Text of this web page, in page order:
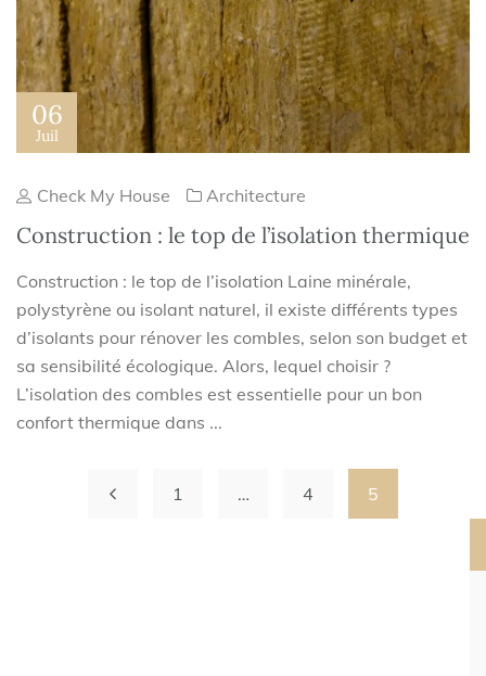
06
Juil
Check My House Architecture
Construction : le top de l’isolation thermique
Construction : le top de l’isolation Laine minérale,
polystyrène ou isolant naturel, il existe différents types
d’isolants pour rénover les combles, selon son budget et
sa sensibilité écologique. Alors, lequel choisir ?
L’isolation des combles est essentielle pour un bon
confort thermique dans ...
1 … 4 5